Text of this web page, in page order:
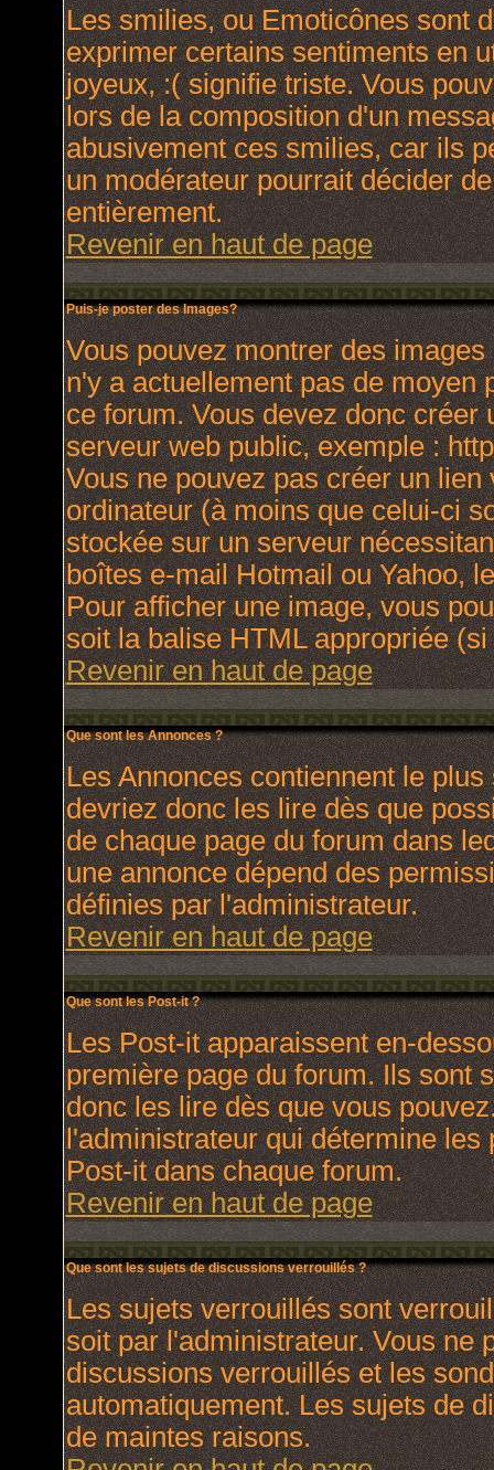
Les smilies, ou Emoticônes sont
exprimer certains sentiments en
joyeux, :( signifie triste. Vous
lors de la composition d'un
abusivement ces smilies, car ils
un modérateur pourrait décider
entièrement.
Revenir en haut de page
Puis-je poster des Images?
Vous pouvez montrer des
n'y a actuellement pas de moyen
ce forum. Vous devez donc
serveur web public, exemple :
Vous ne pouvez pas créer un
ordinateur (à moins que celui-ci
stockée sur un serveur
boîtes e-mail Hotmail ou Yahoo,
Pour afficher une image, vous
soit la balise HTML appropriée
Revenir en haut de page
Que sont les Annonces ?
Les Annonces contiennent le
devriez donc les lire dès que
de chaque page du forum dans
une annonce dépend des
définies par l'administrateur.
Revenir en haut de page
Que sont les Post-it ?
Les Post-it apparaissent en-
première page du forum. Ils sont
donc les lire dès que vous
l'administrateur qui détermine
Post-it dans chaque forum.
Revenir en haut de page
Que sont les sujets de discussions verrouillés ?
Les sujets verrouillés sont
soit par l'administrateur. Vous ne
discussions verrouillés et les
automatiquement. Les sujets de
de maintes raisons.